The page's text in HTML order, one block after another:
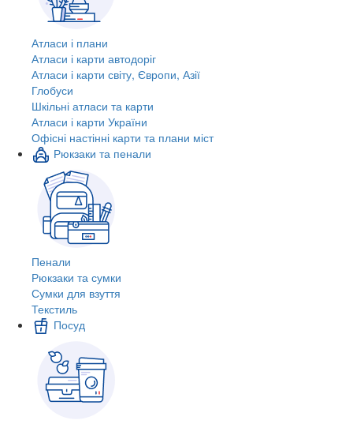
Атласи і плани
Атласи і карти автодоріг
Атласи і карти світу, Європи, Азії
Глобуси
Шкільні атласи та карти
Атласи і карти України
Офісні настінні карти та плани міст
Рюкзаки та пенали
Пенали
Рюкзаки та сумки
Сумки для взуття
Текстиль
Посуд